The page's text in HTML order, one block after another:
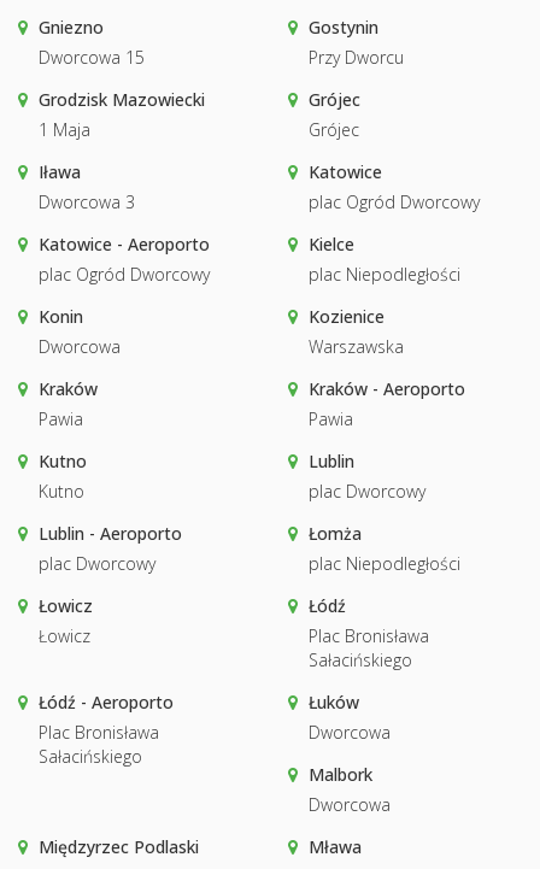
Gniezno
Dworcowa 15
Gostynin
Przy Dworcu
Grodzisk Mazowiecki
1 Maja
Grójec
Grójec
Iława
Dworcowa 3
Katowice
plac Ogród Dworcowy
Katowice - Aeroporto
plac Ogród Dworcowy
Kielce
plac Niepodległości
Konin
Dworcowa
Kozienice
Warszawska
Kraków
Pawia
Kraków - Aeroporto
Pawia
Kutno
Kutno
Lublin
plac Dworcowy
Lublin - Aeroporto
plac Dworcowy
Łomża
plac Niepodległości
Łowicz
Łowicz
Łódź
Plac Bronisława
Sałacińskiego
Łódź - Aeroporto
Plac Bronisława
Sałacińskiego
Łuków
Dworcowa
Malbork
Dworcowa
Międzyrzec Podlaski
Mława